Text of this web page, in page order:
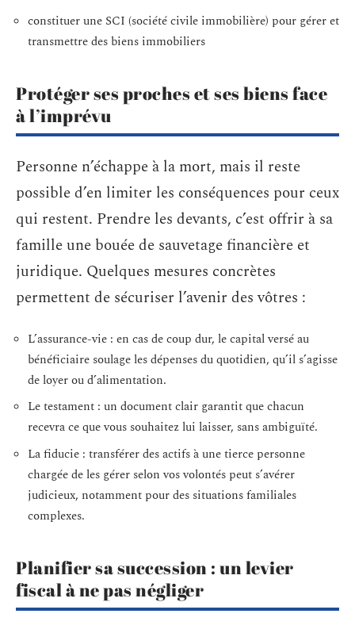
constituer une SCI (société civile immobilière) pour gérer et
transmettre des biens immobiliers
Protéger ses proches et ses biens face
à l’imprévu
Personne n’échappe à la mort, mais il reste
possible d’en limiter les conséquences pour ceux
qui restent. Prendre les devants, c’est offrir à sa
famille une bouée de sauvetage financière et
juridique. Quelques mesures concrètes
permettent de sécuriser l’avenir des vôtres :
L’assurance-vie : en cas de coup dur, le capital versé au
bénéficiaire soulage les dépenses du quotidien, qu’il s’agisse
de loyer ou d’alimentation.
Le testament : un document clair garantit que chacun
recevra ce que vous souhaitez lui laisser, sans ambiguïté.
La fiducie : transférer des actifs à une tierce personne
chargée de les gérer selon vos volontés peut s’avérer
judicieux, notamment pour des situations familiales
complexes.
Planifier sa succession : un levier
fiscal à ne pas négliger